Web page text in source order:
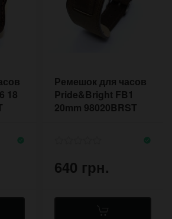
18
Ремешок для часов
Pride&Bright FB1
20mm 98020BRST
640 грн.